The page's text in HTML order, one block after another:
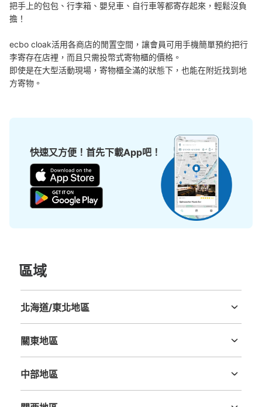
現金
查看此投幣式儲物櫃的位置
駅の始発時間から終発着時間までが利用時間になりま
把手上的包包、行李箱、嬰兒車、自行車等都寄存起來，輕鬆沒負
擔！
ecbo cloak活用各商店的閒置空間，讓會員可用手機簡單預約把行
李寄存在店裡，而且只需投幣式寄物櫃的價格。
即使是在大型活動現場，寄物櫃全滿的狀態下，也能在附近找到地
方寄物。
快速又方便！首先下載App吧！
區域
北海道/東北地區
關東地區
中部地區